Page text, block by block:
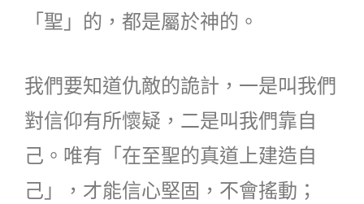
「聖」的，都是屬於神的。
我們要知道仇敵的詭計，一是叫我們
對信仰有所懷疑，二是叫我們靠自
己。唯有「在至聖的真道上建造自
己」，才能信心堅固，不會搖動；